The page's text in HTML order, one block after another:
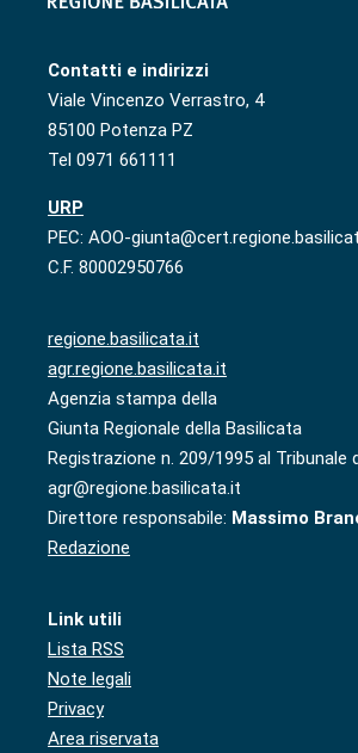
Contatti e indirizzi
Viale Vincenzo Verrastro, 4
85100 Potenza PZ
Tel 0971 661111
URP
PEC: AOO-
C.F. 80002950766
regione.basilicata.it
agr.regione.basilicata.it
Agenzia stampa della
Giunta Regionale della Basilicata
Registrazione n. 209/1995 al Tribunale
agr@regione.basilicata.it
Direttore responsabile: Massimo
Redazione
Link utili
Lista RSS
Note legali
Privacy
Area riservata